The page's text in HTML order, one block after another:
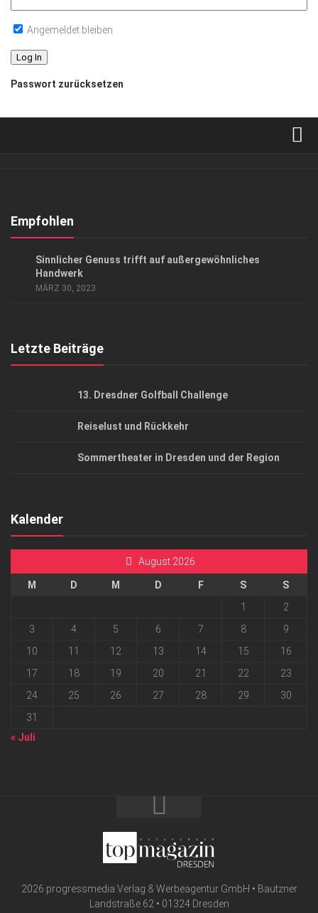
Angemeldet bleiben
Passwort zurücksetzen
Kontakt, Impressum
Empfohlen
Sinnlicher Genuss trifft auf außergewöhnliches
Handwerk
MÄRZ 30, 2023
Letzte Beiträge
13. Dresdner Golfball Challenge
Reiselust und Rückkehr
Sommertheater in Dresden und der Region
Kalender
August 2026
M D M D F S
S
1
2
3
4 5 6 7 8
9
10
11 12 13 14 15
16
17
18 19 20 21 22
23
24
25 26 27 28 29
30
31
« Juli
2026 progressmedia Verlag & Werbeagentur GmbH • Bautzner
Landstraße 62 • 01324 Dresden